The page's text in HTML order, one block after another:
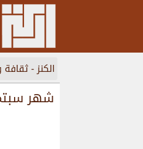
الكنز-ثقافة
شهر